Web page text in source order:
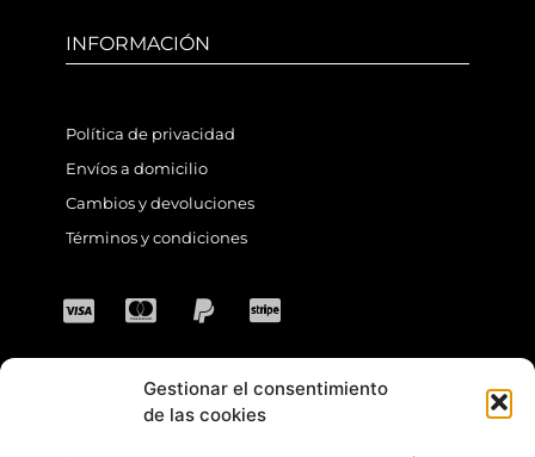
Gestionar el consentimiento
de las cookies
INFORMACIÓN
Política de privacidad
Envíos a domicilio
Cambios y devoluciones
Términos y condiciones
CONTACTO